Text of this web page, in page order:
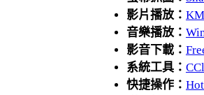
影片播放：
音樂播放：
影音下載：
系統工具：
快捷操作：